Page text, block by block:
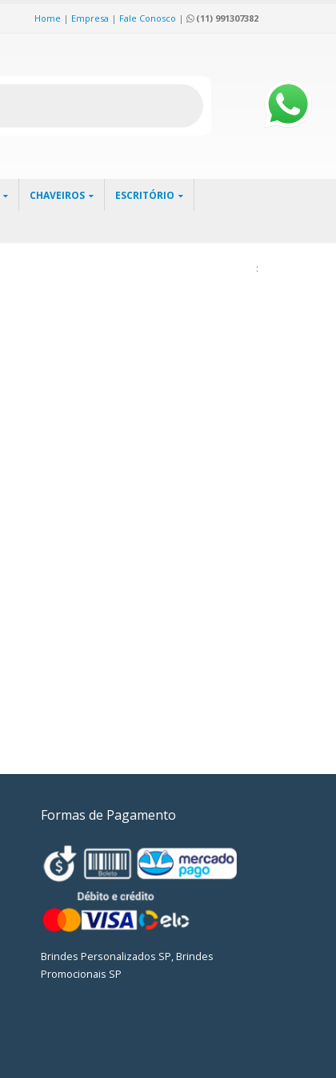
Home | Empresa | Fale Conosco | (11) 991307382
CHAVEIROS ESCRITÓRIO
:
Formas de Pagamento
Brindes Personalizados SP, Brindes
Promocionais SP